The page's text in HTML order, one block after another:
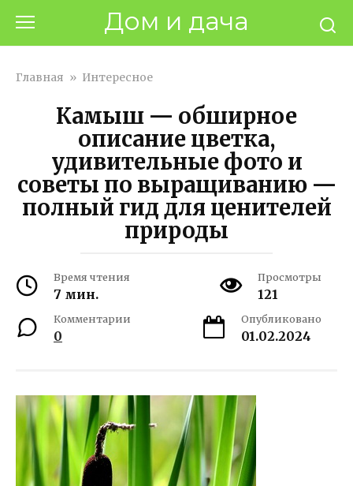
контенту
Дом и дача
Главная » Интересное
Камыш — обширное
описание цветка,
удивительные фото и
советы по выращиванию —
полный гид для ценителей
природы
Время чтения
7 мин.
Просмотры
121
Комментарии
0
Опубликовано
01.02.2024